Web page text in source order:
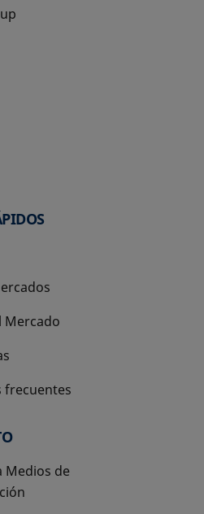
pestaña nueva
pestaña nueva
pestaña nueva
Mercado
frecuentes
Medios de